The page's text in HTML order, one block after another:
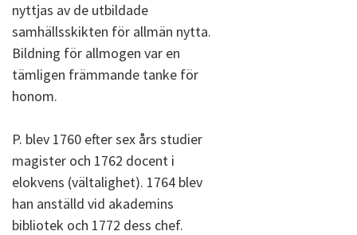
nyttjas av de utbildade
samhällsskikten för allmän nytta.
Bildning för allmogen var en
tämligen främmande tanke för
honom.
P. blev 1760 efter sex års studier
magister och 1762 docent i
elokvens (vältalighet). 1764 blev
han anställd vid akademins
bibliotek och 1772 dess chef.